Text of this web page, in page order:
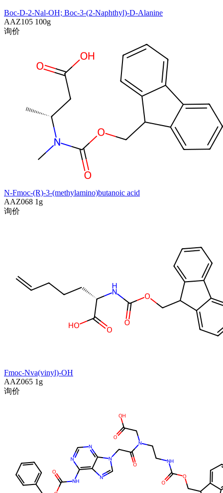
Boc-D-2-Nal-OH; Boc-3-(2-Naphthyl)-D-Alanine
AAZ105 100g
询价
N-Fmoc-(R)-3-(methylamino)butanoic acid
AAZ068 1g
询价
Fmoc-Nva(vinyl)-OH
AAZ065 1g
询价